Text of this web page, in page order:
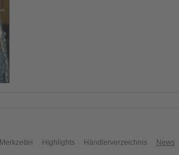
Merkzettel Highlights Händlerverzeichnis News